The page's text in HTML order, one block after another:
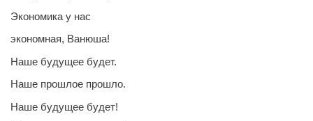
Экономика у нас
экономная, Ванюша!
Наше будущее будет.
Наше прошлое прошло.
Наше будущее будет!